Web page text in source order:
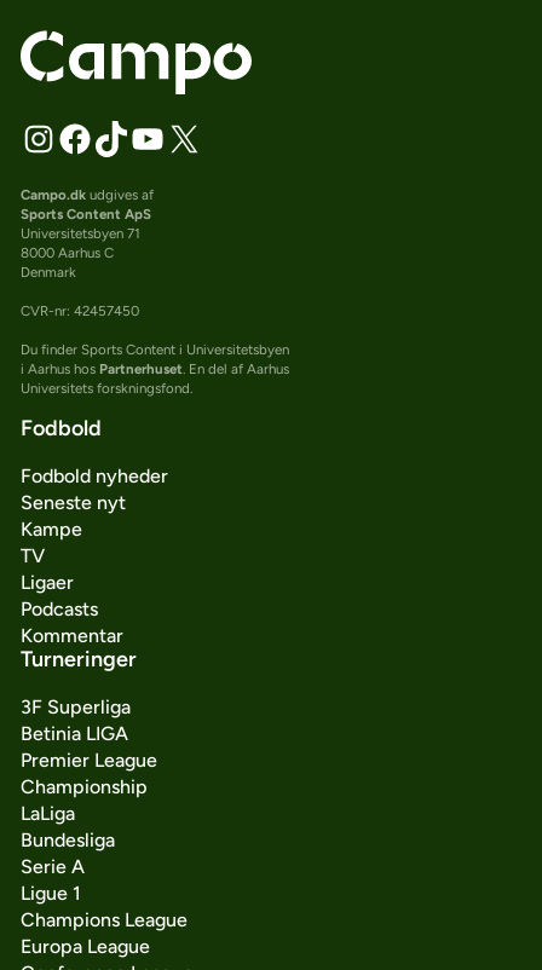
Campo.dkudgives af
Sports Content ApS
Universitetsbyen 71
8000 Aarhus C
Denmark
CVR-nr: 42457450
Du finder Sports Content i Universitetsbyen
i Aarhus hos Partnerhuset . En del af Aarhus
Universitets forskningsfond.
Fodbold
Fodbold nyheder
Seneste nyt
Kampe
TV
Ligaer
Podcasts
Kommentar
Turneringer
3F Superliga
Betinia LIGA
Premier League
Championship
LaLiga
Bundesliga
Serie A
Ligue 1
Champions League
Europa League